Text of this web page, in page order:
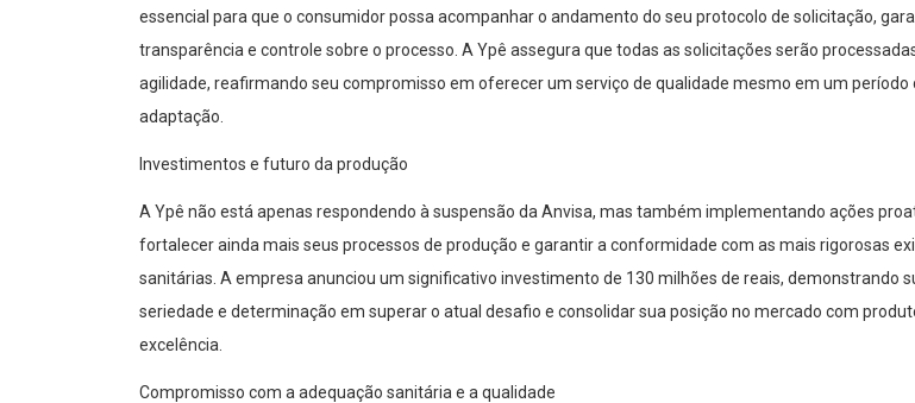
essencial para que o consumidor possa acompanhar o andamento do seu protocolo de solicitação,
transparência e controle sobre o processo. A Ypê assegura que todas as solicitações serão
agilidade, reafirmando seu compromisso em oferecer um serviço de qualidade mesmo em um período
adaptação.
Investimentos e futuro da produção
A Ypê não está apenas respondendo à suspensão da Anvisa, mas também implementando ações
fortalecer ainda mais seus processos de produção e garantir a conformidade com as mais rigorosas
sanitárias. A empresa anunciou um significativo investimento de 130 milhões de reais, demonstrando
seriedade e determinação em superar o atual desafio e consolidar sua posição no mercado com
excelência.
Compromisso com a adequação sanitária e a qualidade